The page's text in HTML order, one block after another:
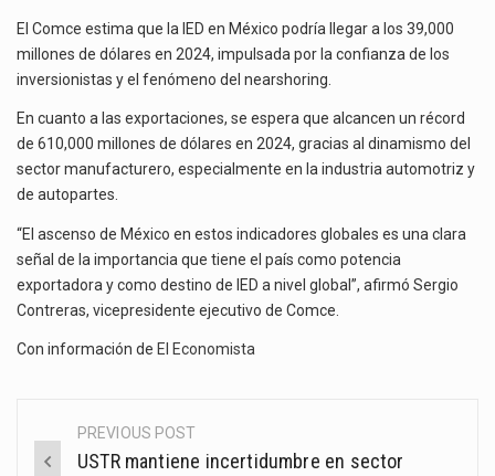
El Comce estima que la IED en México podría llegar a los 39,000
millones de dólares en 2024, impulsada por la confianza de los
inversionistas y el fenómeno del nearshoring.
En cuanto a las exportaciones, se espera que alcancen un récord
de 610,000 millones de dólares en 2024, gracias al dinamismo del
sector manufacturero, especialmente en la industria automotriz y
de autopartes.
“El ascenso de México en estos indicadores globales es una clara
señal de la importancia que tiene el país como potencia
exportadora y como destino de IED a nivel global”, afirmó Sergio
Contreras, vicepresidente ejecutivo de Comce.
Con información de El Economista
PostPREVIOUS POST
USTR mantiene incertidumbre en sector